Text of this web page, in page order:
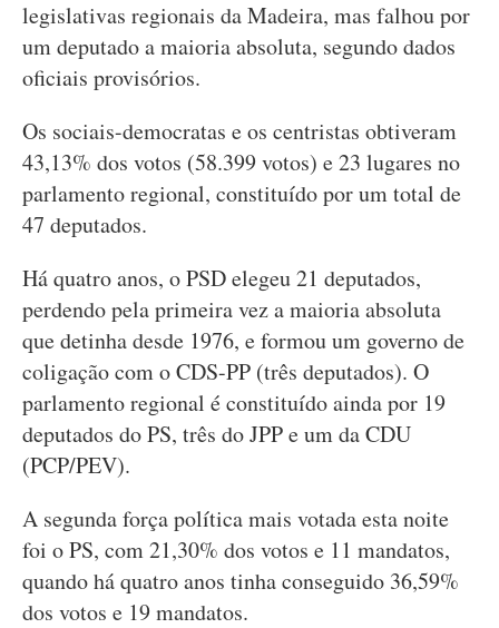
legislativas regionais da Madeira, mas falhou por
um deputado a maioria absoluta, segundo dados
oficiais provisórios.
Os sociais-democratas e os centristas obtiveram
43,13% dos votos (58.399 votos) e 23 lugares no
parlamento regional, constituído por um total de
47 deputados.
Há quatro anos, o PSD elegeu 21 deputados,
perdendo pela primeira vez a maioria absoluta
que detinha desde 1976, e formou um governo de
coligação com o CDS-PP (três deputados). O
parlamento regional é constituído ainda por 19
deputados do PS, três do JPP e um da CDU
(PCP/PEV).
A segunda força política mais votada esta noite
foi o PS, com 21,30% dos votos e 11 mandatos,
quando há quatro anos tinha conseguido 36,59%
dos votos e 19 mandatos.